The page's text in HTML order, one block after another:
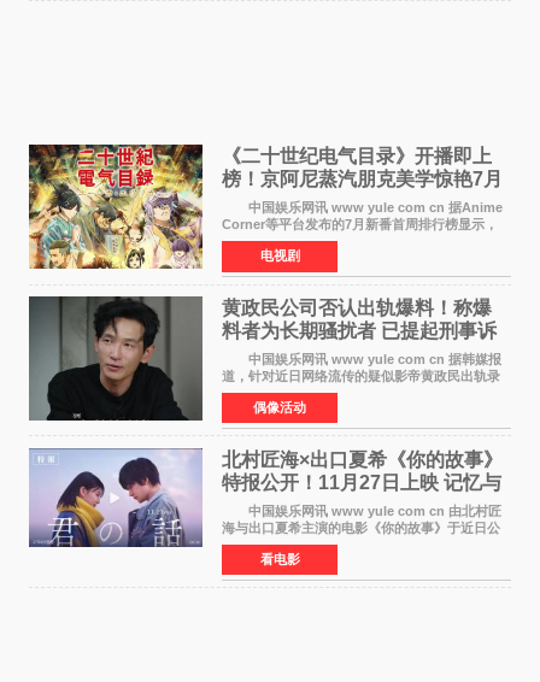
《二十世纪电气目录》开播即上
榜！京阿尼蒸汽朋克美学惊艳7月
新番季
中国娱乐网讯 www yule com cn 据Anime
Corner等平台发布的7月新番首周排行榜显示，
由京都动画制作的《二十世纪电气目录》在多个
榜单中表现亮眼，位列AniLab全球TOP10第十
名。该剧改编自结
电视剧
黄政民公司否认出轨爆料！称爆
料者为长期骚扰者 已提起刑事诉
中国娱乐网讯 www yule com cn 据韩媒报
道，针对近日网络流传的疑似影帝黄政民出轨录
音及短信爆料，黄政民所属经纪公司于今日正式
发表声明，明确否认相关传闻。 公司表示，
爆料者是一名长
偶像活动
北村匠海×出口夏希《你的故事》
特报公开！11月27日上映 记忆与
初恋的奇幻交织
中国娱乐网讯 www yule com cn 由北村匠
海与出口夏希主演的电影《你的故事》于近日公
开特报影像，正式定档11月27日上映。 本片
改编自三秋缒同名小说，编剧由曾执笔《孤独摇
滚！》的吉田惠
看电影